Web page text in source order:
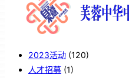
2023活动 (120)
人才招募 (1)